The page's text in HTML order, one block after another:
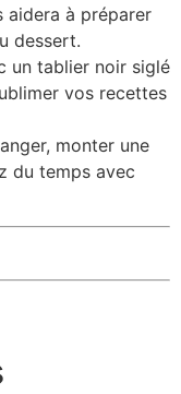
aidera à préparer
dessert.
un tablier noir siglé
vos recettes
monter une
du temps avec